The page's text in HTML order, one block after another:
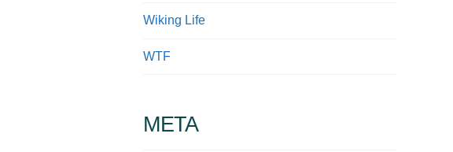
Wiking Life
WTF
META